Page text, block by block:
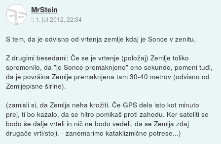
MrStein
:: 1. jul 2012, 22:34
S tem, da je odvisno od vrtenja zemlje kdaj je Sonce v zenitu.
Z drugimi besedami: Če se je vrtenje (položaj) Zemlje toliko
spremenilo, da "je Sonce premaknjeno" eno sekundo, pomeni tudi,
da je površina Zemlje premaknjena tam 30-40 metrov (odvisno od
Zemljepisne širine).
(zamisli si, da Zemlja neha krožiti. Če GPS dela isto kot minuto
prej, ti bo kazalo, da se hitro pomikaš proti zahodu. Ker sateliti se
bodo še dalje vrteli in nič ne bodo vedeli, da se Zemlja zdaj
drugače vrti/stoji. - zanemarimo kataklizmične potrese...)